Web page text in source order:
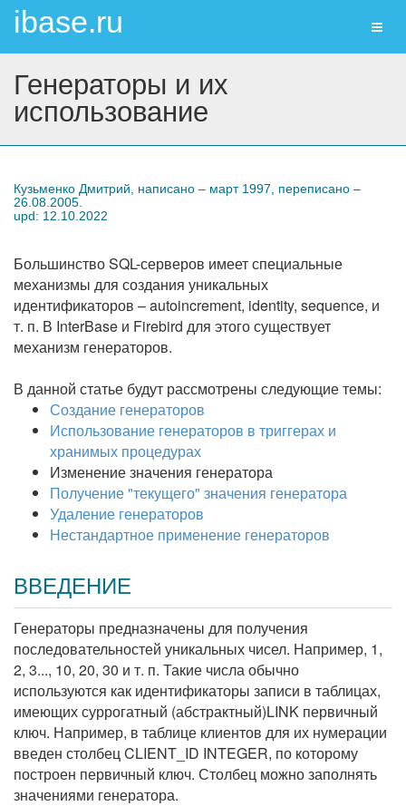
ibase.ru
Генераторы и их
использование
Кузьменко Дмитрий, написано – март 1997, переписано –
26.08.2005.
upd: 12.10.2022
Большинство SQL-серверов имеет специальные
механизмы для создания уникальных
идентификаторов – autoincrement, identity, sequence, и
т. п. В InterBase и Firebird для этого существует
механизм генераторов.
В данной статье будут рассмотрены следующие темы:
Создание генераторов
Использование генераторов в триггерах и
хранимых процедурах
Изменение значения генератора
Получение "текущего" значения генератора
Удаление генераторов
Нестандартное применение генераторов
ВВЕДЕНИЕ
Генераторы предназначены для получения
последовательностей уникальных чисел. Например, 1,
2, 3..., 10, 20, 30 и т. п. Такие числа обычно
используются как идентификаторы записи в таблицах,
имеющих суррогатный (абстрактный)LINK первичный
ключ. Например, в таблице клиентов для их нумерации
введен столбец CLIENT_ID INTEGER, по которому
построен первичный ключ. Столбец можно заполнять
значениями генератора.